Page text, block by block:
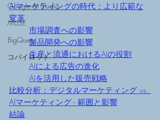
Google AI Studio
MUSE
BigQuery
コパイロット
AIマーケティングの時代：より広範な
変革
市場調査への影響
製品開発への影響
生産と流通におけるAIの役割
AIによる広告の進化
AIを活用した販売戦略
比較分析：デジタルマーケティング vs.
AIマーケティング - 範囲と影響
結論